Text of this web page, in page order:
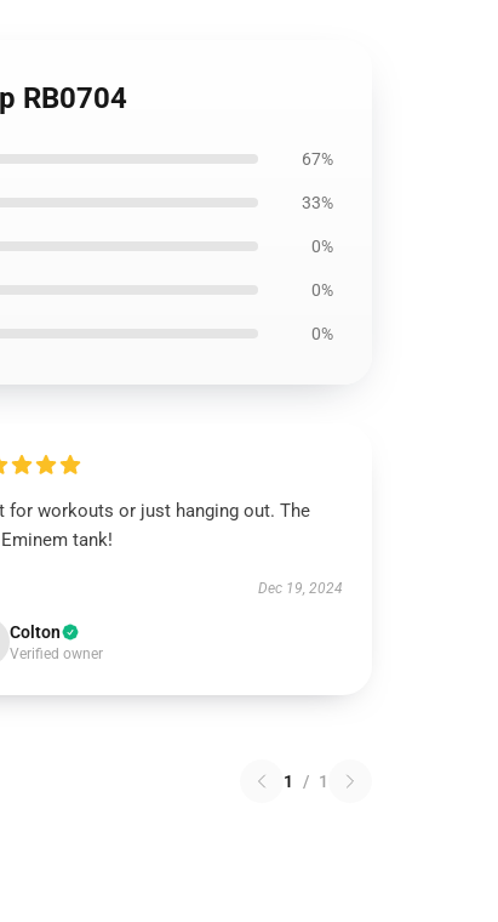
RB0704
67%
33%
0%
0%
0%
for workouts or just hanging out. The
tank!
Dec 19, 2024
Colton
Verified owner
1 / 1